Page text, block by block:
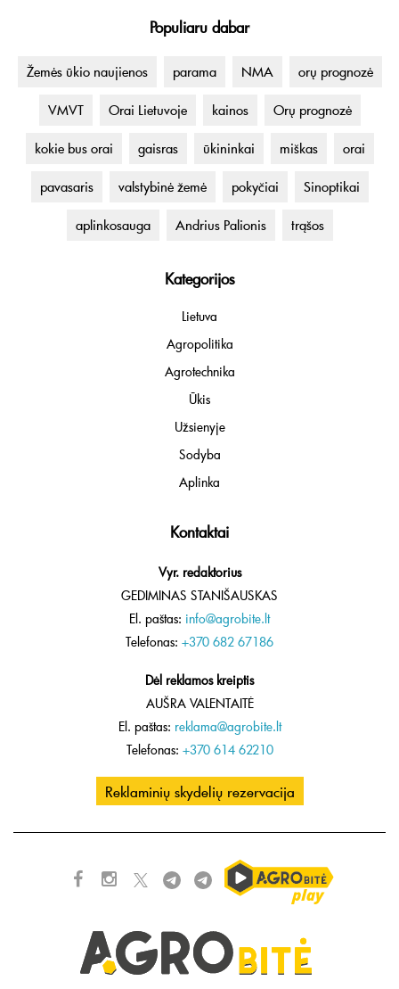
Populiaru dabar
Žemės ūkio naujienos parama NMA orų prognozė
VMVT Orai Lietuvoje kainos Orų prognozė
kokie bus orai gaisras ūkininkai miškas orai
pavasaris valstybinė žemė pokyčiai Sinoptikai
aplinkosauga Andrius Palionis trąšos
Kategorijos
Lietuva
Agropolitika
Agrotechnika
Ūkis
Užsienyje
Sodyba
Aplinka
Kontaktai
Vyr. redaktorius
GEDIMINAS STANIŠAUSKAS
El. paštas: info@agrobite.lt
Telefonas: +370 682 67186
Dėl reklamos kreiptis
AUŠRA VALENTAITĖ
El. paštas: reklama@agrobite.lt
Telefonas: +370 614 62210
Reklaminių skydelių rezervacija